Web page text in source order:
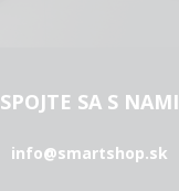
SPOJTE SA S NAMI
info@smartshop.sk